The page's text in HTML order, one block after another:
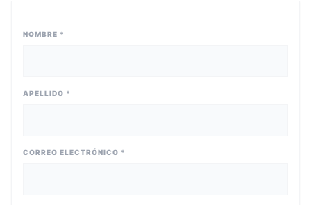
NOMBRE *
APELLIDO *
CORREO ELECTRÓNICO *